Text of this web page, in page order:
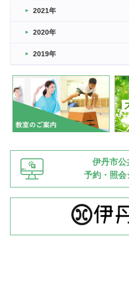
緑ケ丘体育館
2022.11.03
緑ケ丘体育館
いたっぼーる大会☆彡
緑ケ丘体育館
2022.07.03
市内総合体育大会が開始
緑ケ丘体育館 猪名川運動広場
2022.06.12
県知事杯争奪バレーボール大会が
緑ケ丘体育館
2022.05.05
体育協会長杯 バドミントン競技
2022.05.22
2021年
2020年
2019年
伊丹市公
予約・照会